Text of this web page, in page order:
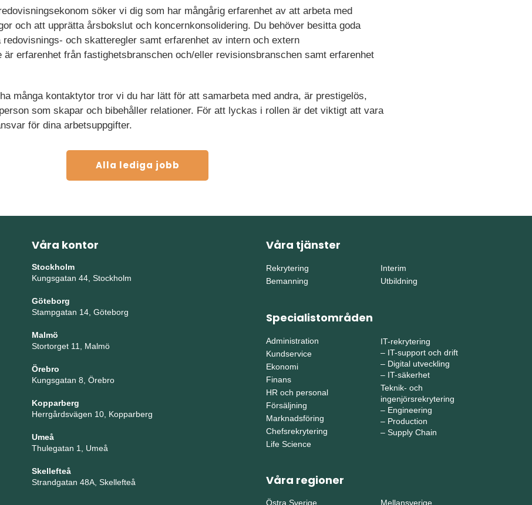
söker vi dig som har mångårig erfarenhet av att arbeta med
och att upprätta årsbokslut och koncernkonsolidering. Du behöver besitta goda
och skatteregler samt erfarenhet av intern och extern
är erfarenhet från fastighetsbranschen och/eller revisionsbranschen samt erfarenhet
många kontaktytor tror vi du har lätt för att samarbeta med andra, är prestigelös,
som skapar och bibehåller relationer. För att lyckas i rollen är det viktigt att vara
för dina arbetsuppgifter.
Alla lediga jobb
Våra kontor
Stockholm
Kungsgatan 44, Stockholm
Göteborg
Stampgatan 14, Göteborg
Malmö
Stortorget 11, Malmö
Örebro
Kungsgatan 8, Örebro
Kopparberg
Herrgårdsvägen 10, Kopparberg
Umeå
Thulegatan 1, Umeå
Skellefteå
Strandgatan 48A, Skellefteå
Våra tjänster
Rekrytering
Bemanning
Interim
Utbildning
Specialistområden
Administration
Kundservice
Ekonomi
Finans
HR och personal
Försäljning
Marknadsföring
Chefsrekrytering
Life Science
IT-rekrytering
– IT-support och drift
– Digital utveckling
– IT-säkerhet
Teknik- och
ingenjörsrekrytering
– Engineering
– Production
– Supply Chain
Våra regioner
Östra Sverige Mellansverige